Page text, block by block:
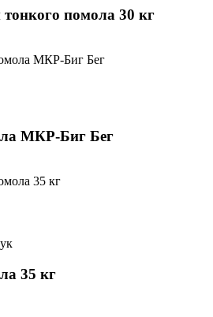
помола 30 кг
МКР-Биг Бег
35 кг